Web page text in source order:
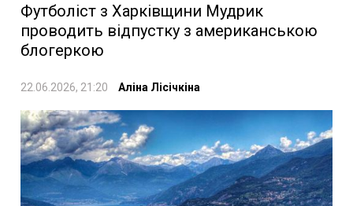
Футболіст з Харківщини Мудрик
проводить відпустку з американською
блогеркою
22.06.2026, 21:20 Аліна Лісічкіна